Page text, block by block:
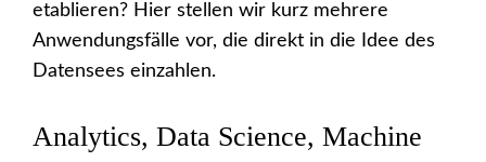
etablieren? Hier stellen wir kurz mehrere
Anwendungsfälle vor, die direkt in die Idee des
Datensees einzahlen.
Analytics, Data Science, Machine